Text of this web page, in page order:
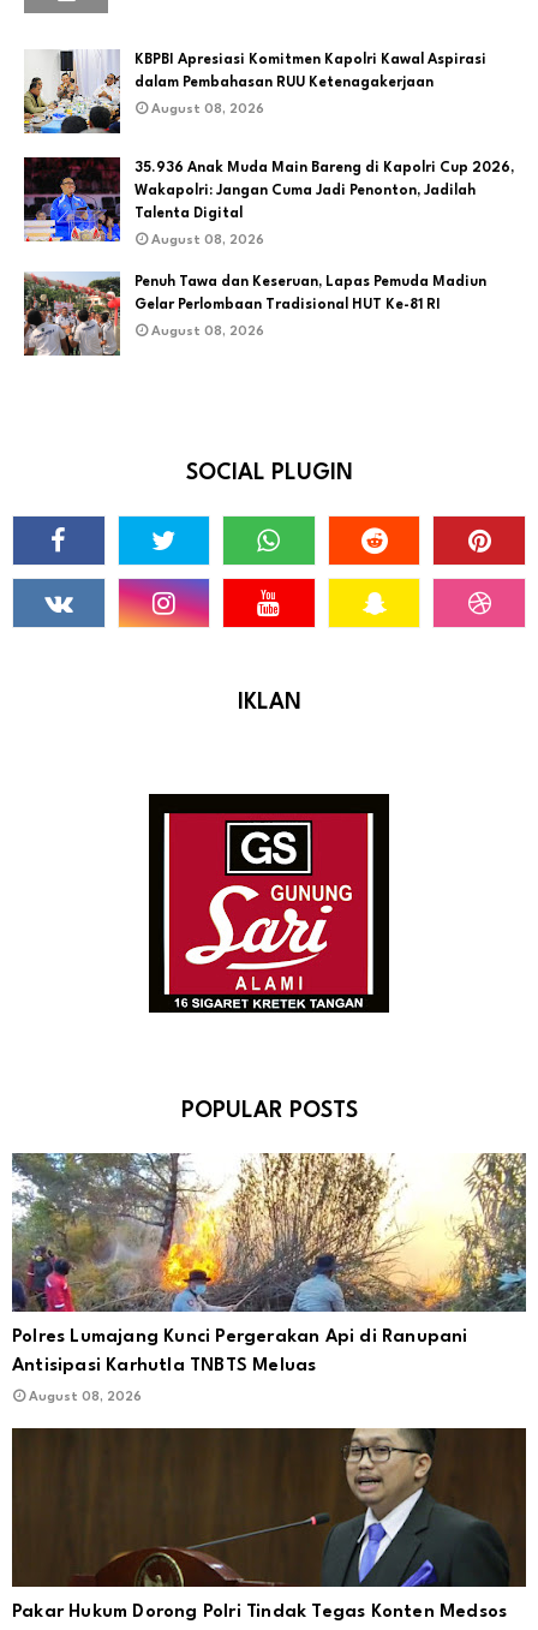
KBPBI Apresiasi Komitmen Kapolri Kawal Aspirasi
dalam Pembahasan RUU Ketenagakerjaan
August 08, 2026
35.936 Anak Muda Main Bareng di Kapolri Cup 2026,
Wakapolri: Jangan Cuma Jadi Penonton, Jadilah
Talenta Digital
August 08, 2026
Penuh Tawa dan Keseruan, Lapas Pemuda Madiun
Gelar Perlombaan Tradisional HUT Ke-81 RI
August 08, 2026
SOCIAL PLUGIN
IKLAN
POPULAR POSTS
Polres Lumajang Kunci Pergerakan Api di Ranupani
Antisipasi Karhutla TNBTS Meluas
August 08, 2026
Pakar Hukum Dorong Polri Tindak Tegas Konten Medsos